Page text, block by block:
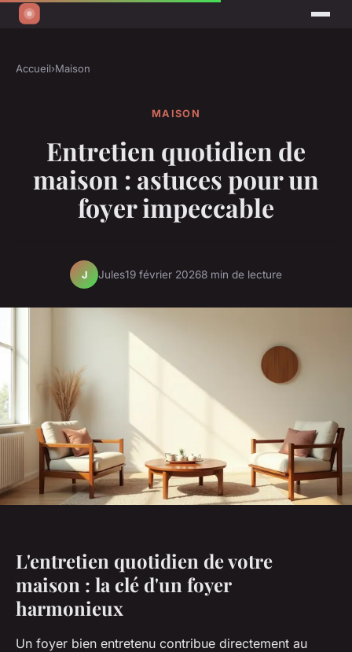
Accueil›Maison
MAISON
Entretien quotidien de
maison : astuces pour un
foyer impeccable
J Jules19 février 20268 min de lecture
L'entretien quotidien de votre
maison : la clé d'un foyer
harmonieux
Un foyer bien entretenu contribue directement au